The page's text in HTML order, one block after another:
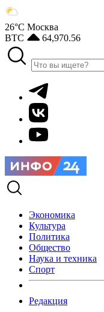
26°С Москва
BTC
64,970.56
Экономика
Культура
Политика
Общество
Наука и техника
Спорт
Редакция